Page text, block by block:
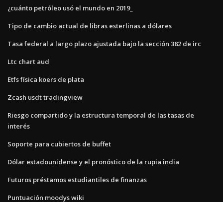
¿cuánto petróleo usó el mundo en 2019_
Tipo de cambio actual de libras esterlinas a dólares
Tasa federal a largo plazo ajustada bajo la sección 382 de irc
Ltc chart aud
Etfs física koers de plata
Zcash usdt tradingview
Riesgo compartido y la estructura temporal de las tasas de
interés
Soporte para cubiertos de buffet
Dólar estadounidense y el pronóstico de la rupia india
Futuros préstamos estudiantiles de finanzas
Puntuación moodys wiki